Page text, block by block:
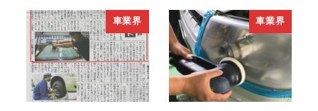
車業界 車業界